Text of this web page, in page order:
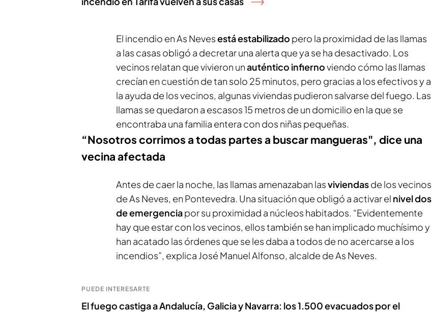
El incendio en As Nevesestá estabilizado pero la proximidad de las llamas
a las casas obligó a decretar una alerta que ya se ha desactivado. Los
vecinos relatan que vivieron unauténtico infiernoviendo cómo las llamas
crecían en cuestión de tan solo 25 minutos, pero gracias a los efectivos y a
la ayuda de los vecinos, algunas viviendas pudieron salvarse del fuego. Las
llamas se quedaron a escasos 15 metros de un domicilio en la que se
encontraba una familia entera con dos niñas pequeñas.
“Nosotros corrimos a todas partes a buscar mangueras", dice una
vecina afectada
Antes de caer la noche, las llamas amenazaban lasviviendasde los vecinos
de As Neves, en Pontevedra. Una situación que obligó a activar el nivel dos
de emergenciapor su proximidad a núcleos habitados. “Evidentemente
hay que estar con los vecinos, ellos también se han implicado muchísimo y
han acatado las órdenes que se les daba a todos de no acercarse a los
incendios”, explica José Manuel Alfonso, alcalde de As Neves.
PUEDE INTERESARTE
El fuego castiga a Andalucía, Galicia y Navarra: los 1.500 evacuados por el